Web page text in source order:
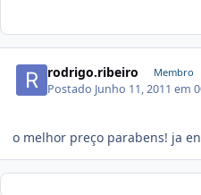
rodrigo.ribeiro Membro
Postado Junho 11, 2011 em
o melhor preço parabens! ja